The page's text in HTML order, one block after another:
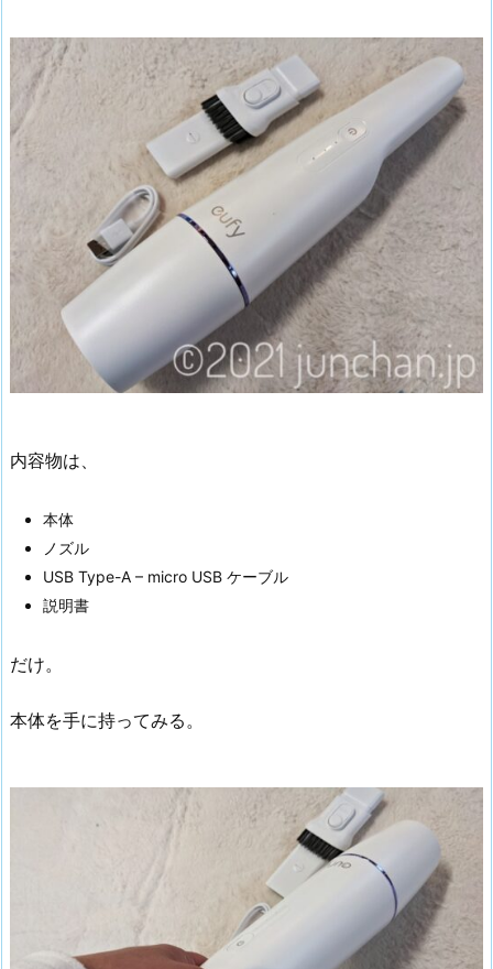
内容物は、
本体
ノズル
USB Type-A – micro USB ケーブル
説明書
だけ。
本体を手に持ってみる。